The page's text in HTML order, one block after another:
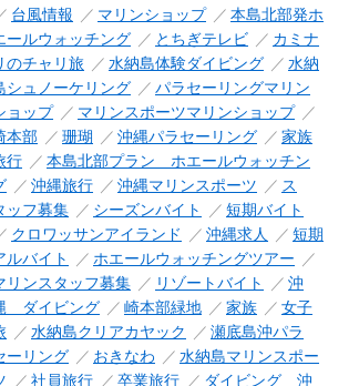
台風情報
マリンショップ
本島北部発ホ
ールウォッチング
とちぎテレビ
カミナ
のチャリ旅
水納島体験ダイビング
水納
シュノーケリング
パラセーリングマリン
ョップ
マリンスポーツマリンショップ
本部
珊瑚 沖縄パラセーリング
家族
行
本島北部プラン ホエールウォッチン
沖縄旅行 沖縄マリンスポーツ
ス
ッフ募集
シーズンバイト
短期バイト
クロワッサンアイランド
沖縄求人
短期
ルバイト
ホエールウォッチングツアー
リンスタッフ募集
リゾートバイト
沖
ダイビング
崎本部緑地 家族
女子
水納島クリアカヤック
瀬底島沖パラ
ーリング
おきなわ
水納島マリンスポー
社員旅行 卒業旅行 ダイビング 沖